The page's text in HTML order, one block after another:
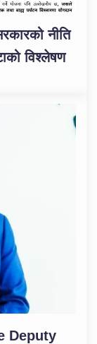
नीति
विश्लेषण
Deputy